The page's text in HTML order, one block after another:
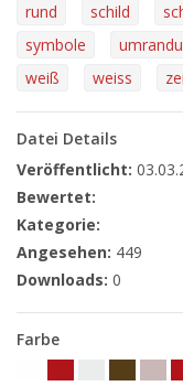
rund
schild
symbole
weiß
weiss
Datei Details
Veröffentlicht:
Bewertet:
Kategorie:
Angesehen: 449
Downloads: 0
Farbe